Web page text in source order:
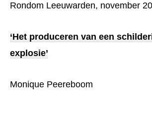
Rondom Leeuwarden, november
‘Het produceren van een
explosie’
Monique Peereboom